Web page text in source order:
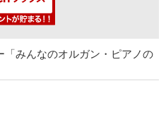
「みんなのオルガン・ピアノの